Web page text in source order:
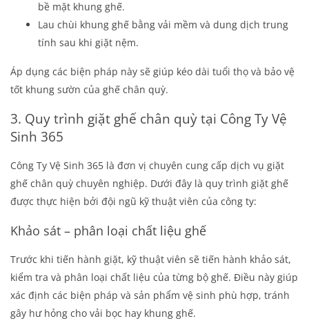
bề mặt khung ghế.
Lau chùi khung ghế bằng vải mềm và dung dịch trung
tính sau khi giặt nệm.
Áp dụng các biện pháp này sẽ giúp kéo dài tuổi thọ và bảo vệ
tốt khung sườn của ghế chân quỳ.
3. Quy trình giặt ghế chân quỳ tại Công Ty Vệ
Sinh 365
Công Ty Vệ Sinh 365 là đơn vị chuyên cung cấp dịch vụ giặt
ghế chân quỳ chuyên nghiệp. Dưới đây là quy trình giặt ghế
được thực hiện bởi đội ngũ kỹ thuật viên của công ty:
Khảo sát – phân loại chất liệu ghế
Trước khi tiến hành giặt, kỹ thuật viên sẽ tiến hành khảo sát,
kiểm tra và phân loại chất liệu của từng bộ ghế. Điều này giúp
xác định các biện pháp và sản phẩm vệ sinh phù hợp, tránh
gây hư hỏng cho vải bọc hay khung ghế.